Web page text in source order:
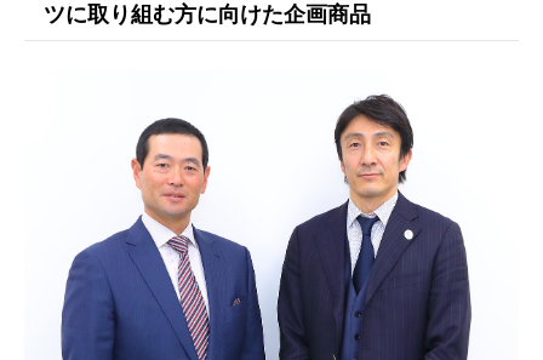
ツに取り組む方に向けた企画商品